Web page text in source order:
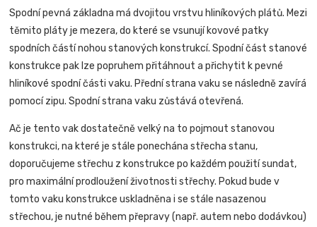
Spodní pevná základna má dvojitou vrstvu hliníkových plátů. Mezi
těmito pláty je mezera, do které se vsunují kovové patky
spodních částí nohou stanových konstrukcí. Spodní část stanové
konstrukce pak lze popruhem přitáhnout a přichytit k pevné
hliníkové spodní části vaku. Přední strana vaku se následně zavírá
pomocí zipu. Spodní strana vaku zůstává otevřená.
Ač je tento vak dostatečně velký na to pojmout stanovou
konstrukci, na které je stále ponechána střecha stanu,
doporučujeme střechu z konstrukce po každém použití sundat,
pro maximální prodloužení životnosti střechy. Pokud bude v
tomto vaku konstrukce uskladněna i se stále nasazenou
střechou, je nutné během přepravy (např. autem nebo dodávkou)